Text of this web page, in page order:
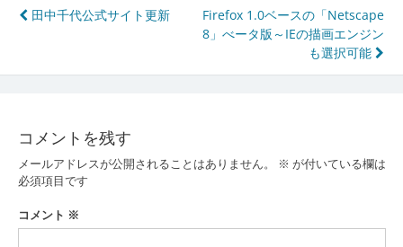
投
ナ
ゲ
ー
シ
ョ
田中千代公式サイト更新
Firefox 1.0ベースの「Netscape
8」べータ版～IEの描画エンジン
も選択可能
コメントを残す
メールアドレスが公開されることはありません。 ※ が付いている欄は
必須項目です
コメント ※